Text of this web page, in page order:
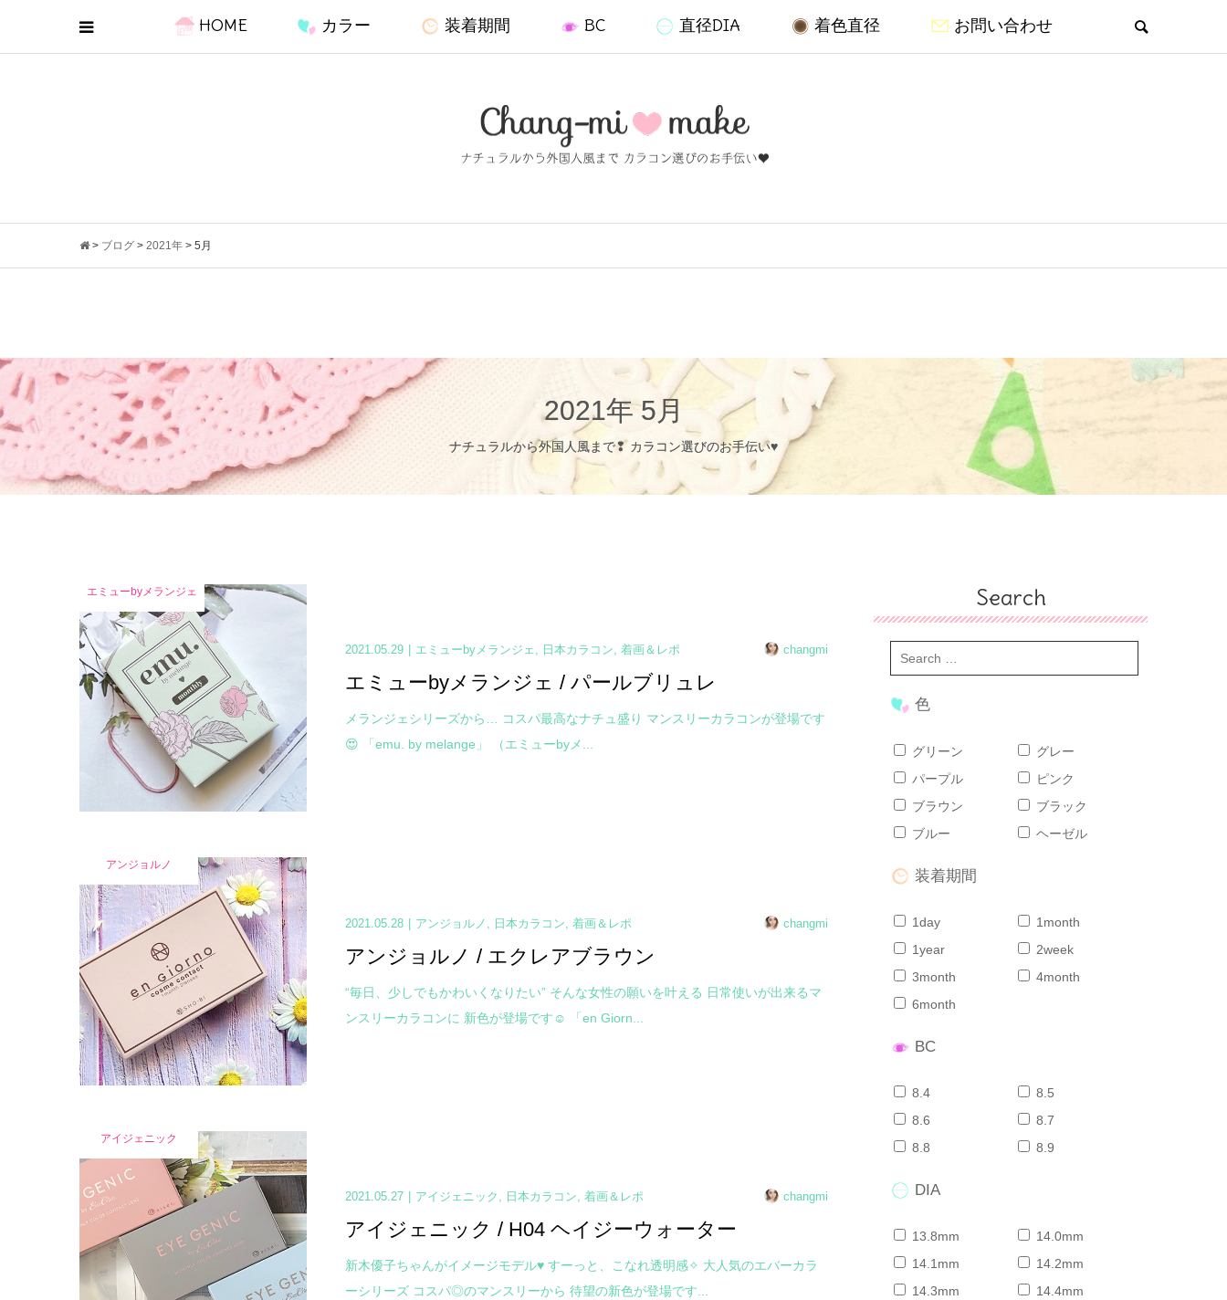
HOME カラー 装着期間 BC 直径DIA 着色直径 お問い合わせ
> ブログ > 2021年 > 5月
2021年 5月
ナチュラルから外国人風まで❢ カラコン選びのお手伝い♥
エミューbyメランジェ
2021.05.29 エミューbyメランジェ , 日本カラコン,着画＆レポ changmi
エミューbyメランジェ / パールブリュレ
メランジェシリーズから… コスパ最高なナチュ盛り マンスリーカラコンが登場です
😍 「emu. by melange」 （エミューbyメ...
アンジョルノ
2021.05.28 アンジョルノ 日本カラコン ,着画＆レポ changmi
アンジョルノ / エクレアブラウン
“毎日、少しでもかわいくなりたい” そんな女性の願いを叶える 日常使いが出来るマ
ンスリーカラコンに 新色が登場です☺ 「en Giorn...
アイジェニック
2021.05.27 アイジェニック 日本カラコン ,着画＆レポ changmi
アイジェニック / H04 ヘイジーウォーター
新木優子ちゃんがイメージモデル♥ すーっと、こなれ透明感✧ 大人気のエバーカラ
ーシリーズ コスパ◎のマンスリーから 待望の新色が登場です...
Search
色
グリーン
グレー
パープル
ピンク
ブラウン
ブラック
ブルー
ヘーゼル
装着期間
1day
1month
1year
2week
3month
4month
6month
BC
8.4
8.5
8.6
8.7
8.8
8.9
DIA
13.8mm
14.0mm
14.1mm
14.2mm
14.3mm
14.4mm